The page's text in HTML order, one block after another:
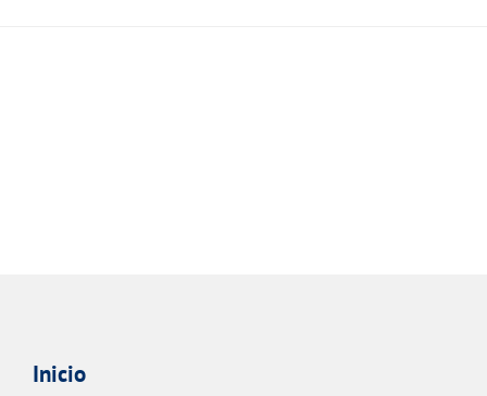
Inicio